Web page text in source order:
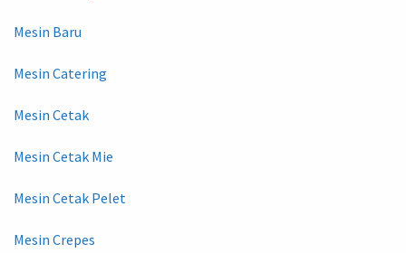
Mesin Baru
Mesin Catering
Mesin Cetak
Mesin Cetak Mie
Mesin Cetak Pelet
Mesin Crepes